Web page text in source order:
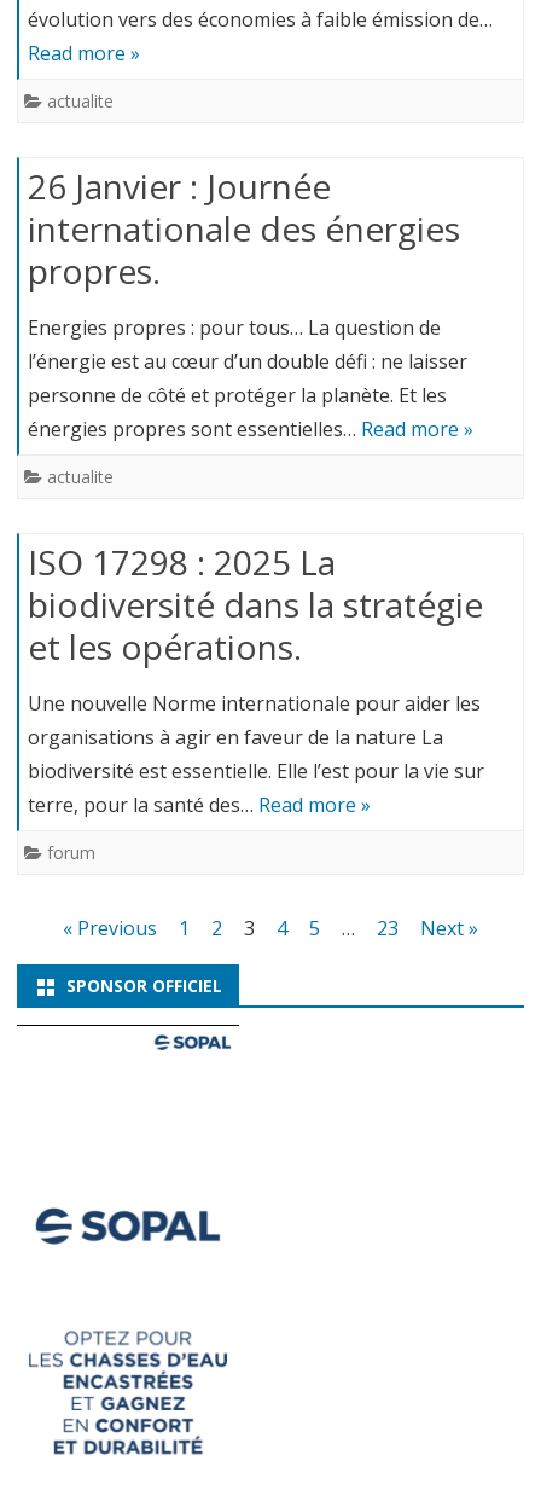
évolution vers des économies à faible émission de…
Read more »
actualite
26 Janvier : Journée
internationale des énergies
propres.
Energies propres : pour tous… La question de
l’énergie est au cœur d’un double défi : ne laisser
personne de côté et protéger la planète. Et les
énergies propres sont essentielles… Read more »
actualite
ISO 17298 : 2025 La
biodiversité dans la stratégie
et les opérations.
Une nouvelle Norme internationale pour aider les
organisations à agir en faveur de la nature La
biodiversité est essentielle. Elle l’est pour la vie sur
terre, pour la santé des… Read more »
forum
Navigation
des
articles
« Previous 1 2 3 4 5 … 23 Next »
SPONSOR OFFICIEL